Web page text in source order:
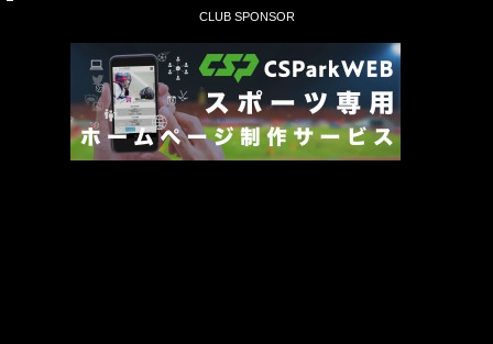
CLUB SPONSOR